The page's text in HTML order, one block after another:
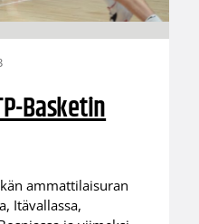
Basketin
ammattilaisuran
Itävallassa,